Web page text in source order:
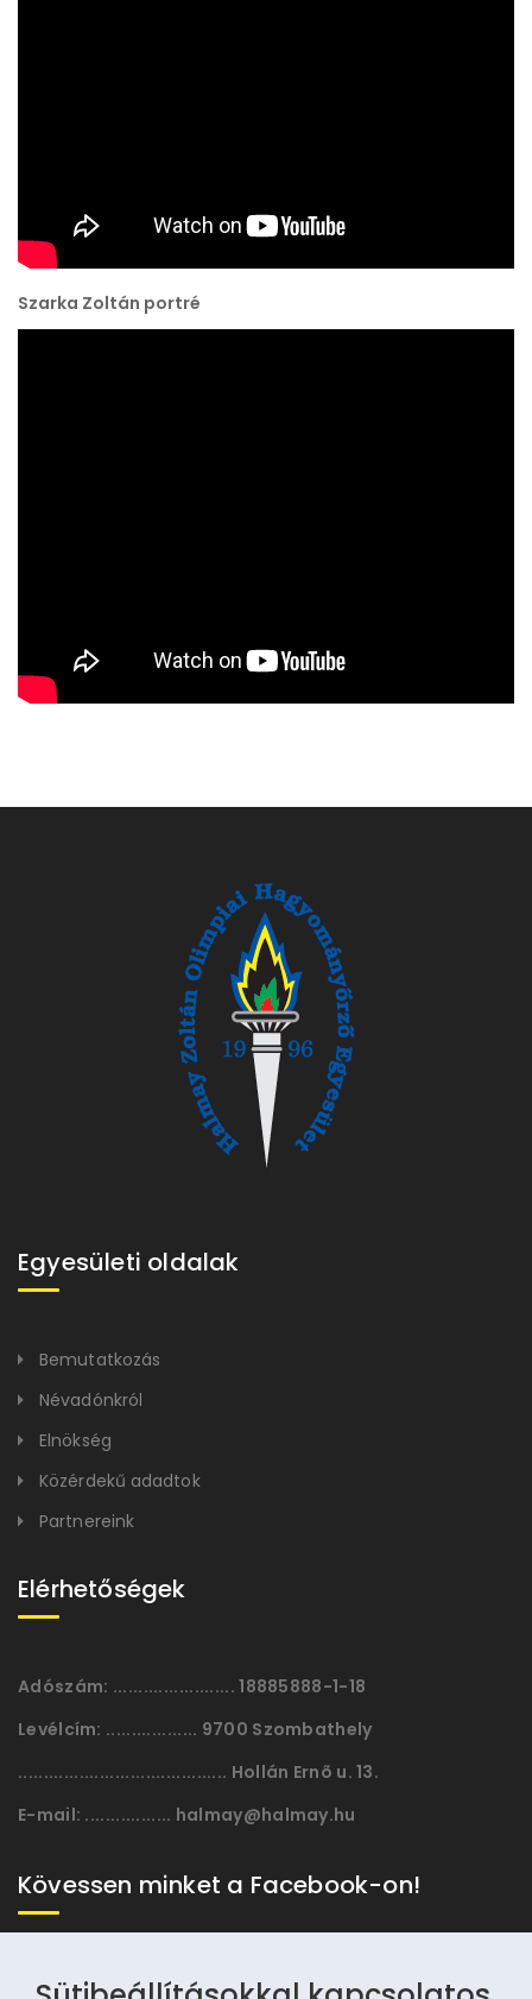
Szarka Zoltán portré
Egyesületi oldalak
Bemutatkozás
Névadónkról
Elnökség
Közérdekű adadtok
Partnereink
Elérhetőségek
Adószám: ........................ 18885888-1-18
Levélcím: .................. 9700 Szombathely
......................................... Hollán Ernõ u. 13.
E-mail: ................. halmay@halmay.hu
Kövessen minket a Facebook-on!